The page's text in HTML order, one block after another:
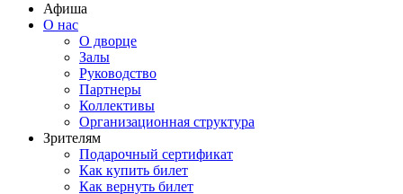
Афиша
О нас
О дворце
Залы
Руководство
Партнеры
Коллективы
Организационная структура
Зрителям
Подарочный сертификат
Как купить билет
Как вернуть билет